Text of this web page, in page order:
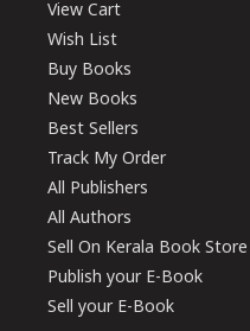
View Cart
Wish List
Buy Books
New Books
Best Sellers
Track My Order
All Publishers
All Authors
Sell On Kerala Book Store
Publish your E-Book
Sell your E-Book